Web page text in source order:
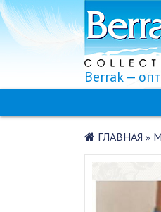
Berrak —
ГЛАВНАЯ »